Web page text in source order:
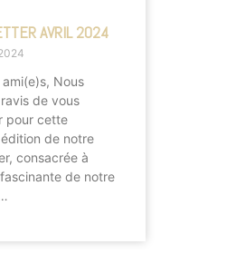
AVRIL 2024
Nous
de vous
pour cette
de notre
consacrée à
fascinante de notre